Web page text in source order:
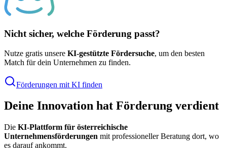
Nicht sicher, welche Förderung passt?
Nutze gratis unsere KI-gestützte Fördersuche, um den besten
Match für dein Unternehmen zu finden.
Förderungen mit KI finden
Deine Innovation hat Förderung verdient
Die KI-Plattform für österreichische
Unternehmensförderungen mit professioneller Beratung dort, wo
es darauf ankommt.